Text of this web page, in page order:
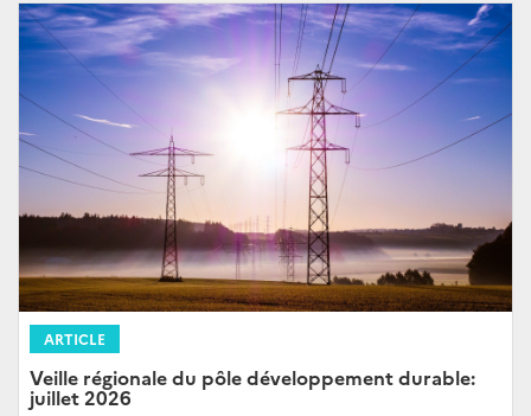
ARTICLE
Veille régionale du pôle développement durable:
juillet 2026